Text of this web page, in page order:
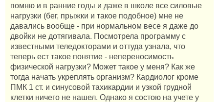
помню и в ранние годы и даже в школе все силовые
нагрузки (бег, прыжки и такое подобное) мне не
давались вообще - при нормальном весе я даже до
двойки не дотягивала. Посмотрела программу с
известными теледокторами и оттуда узнала, что
теперь ест такое понятие - непереносимость
физической нагрузки? Может такое у меня? Как же
тогда начать укреплять организм? Кардиолог кроме
ПМК 1 ст. и синусовой тахикардии и узкой грудной
клетки ничего не нашел. Однако я состою на учете у